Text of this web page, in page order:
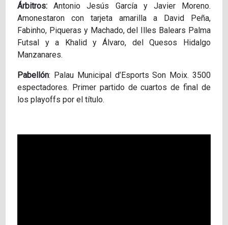
Árbitros:Antonio Jesús García y Javier Moreno.
Amonestaron con tarjeta amarilla a David Peña,
Fabinho, Piqueras y Machado, del Illes Balears Palma
Futsal y a Khalid y Álvaro, del Quesos Hidalgo
Manzanares.
Pabellón: Palau Municipal d’Esports Son Moix. 3500
espectadores. Primer partido de cuartos de final de
los playoffs por el título.